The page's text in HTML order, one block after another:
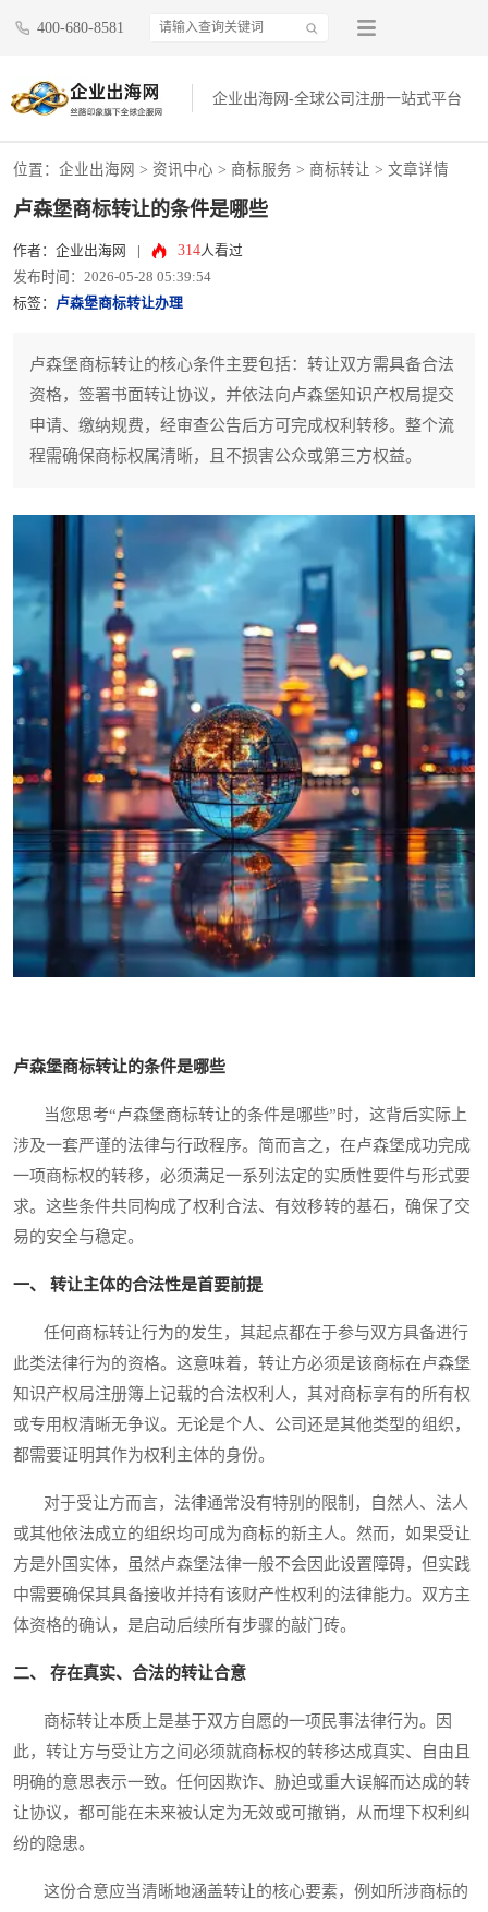
400-680-8581
企业出海网-全球公司注册一站式平台
位置： 企业出海网 > 资讯中心 > 商标服务 > 商标转让 > 文章详情
卢森堡商标转让的条件是哪些
作者：企业出海网 314人看过
发布时间：2026-05-28 05:39:54
标签： 卢森堡商标转让办理
卢森堡商标转让的核心条件主要包括：转让双方需具备合法
资格，签署书面转让协议，并依法向卢森堡知识产权局提交
申请、缴纳规费，经审查公告后方可完成权利转移。整个流
程需确保商标权属清晰，且不损害公众或第三方权益。
卢森堡商标转让的条件是哪些
当您思考“卢森堡商标转让的条件是哪些”时，这背后实际上
涉及一套严谨的法律与行政程序。简而言之，在卢森堡成功完成
一项商标权的转移，必须满足一系列法定的实质性要件与形式要
求。这些条件共同构成了权利合法、有效移转的基石，确保了交
易的安全与稳定。
一、 转让主体的合法性是首要前提
任何商标转让行为的发生，其起点都在于参与双方具备进行
此类法律行为的资格。这意味着，转让方必须是该商标在卢森堡
知识产权局注册簿上记载的合法权利人，其对商标享有的所有权
或专用权清晰无争议。无论是个人、公司还是其他类型的组织，
都需要证明其作为权利主体的身份。
对于受让方而言，法律通常没有特别的限制，自然人、法人
或其他依法成立的组织均可成为商标的新主人。然而，如果受让
方是外国实体，虽然卢森堡法律一般不会因此设置障碍，但实践
中需要确保其具备接收并持有该财产性权利的法律能力。双方主
体资格的确认，是启动后续所有步骤的敲门砖。
二、 存在真实、合法的转让合意
商标转让本质上是基于双方自愿的一项民事法律行为。因
此，转让方与受让方之间必须就商标权的转移达成真实、自由且
明确的意思表示一致。任何因欺诈、胁迫或重大误解而达成的转
让协议，都可能在未来被认定为无效或可撤销，从而埋下权利纠
纷的隐患。
这份合意应当清晰地涵盖转让的核心要素，例如所涉商标的